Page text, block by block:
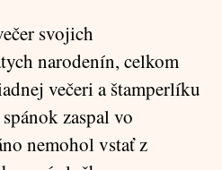
svojich
narodenín, celkom
večeri a štamperlíku
zaspal vo
nemohol vstať z